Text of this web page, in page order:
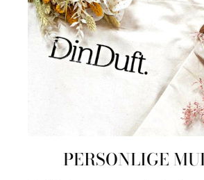
PERSONLIGE